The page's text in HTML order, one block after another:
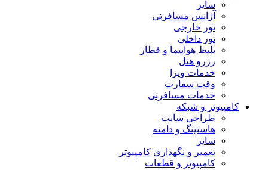
سایر
آژانس مسافرتی
تور خارجی
تور داخلی
بلیط هواپیما و قطار
رزرو هتل
خدمات ویزا
وقت سفارت
خدمات مسافرتی
کامپیوتر و شبکه
طراحی سایت
هاستینگ و دامنه
سایر
تعمیر و نگهداری کامپیوتر
کامپیوتر و قطعات